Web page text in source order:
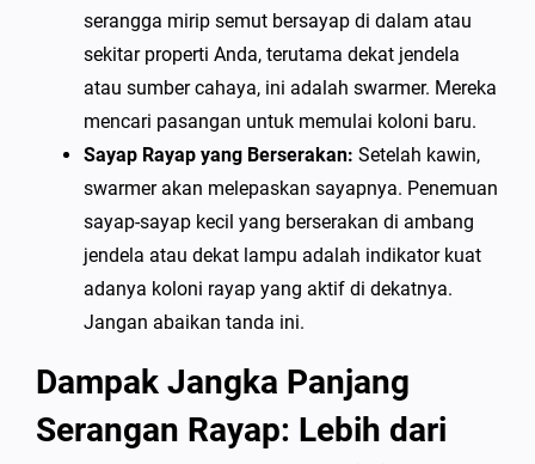
serangga mirip semut bersayap di dalam atau
sekitar properti Anda, terutama dekat jendela
atau sumber cahaya, ini adalah swarmer. Mereka
mencari pasangan untuk memulai koloni baru.
Sayap Rayap yang Berserakan: Setelah kawin,
swarmer akan melepaskan sayapnya. Penemuan
sayap-sayap kecil yang berserakan di ambang
jendela atau dekat lampu adalah indikator kuat
adanya koloni rayap yang aktif di dekatnya.
Jangan abaikan tanda ini.
Dampak Jangka Panjang
Serangan Rayap: Lebih dari